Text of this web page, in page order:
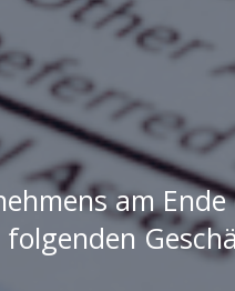
am Ende
folgenden